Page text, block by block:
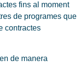
fins al moment
de programes que
contractes
de manera